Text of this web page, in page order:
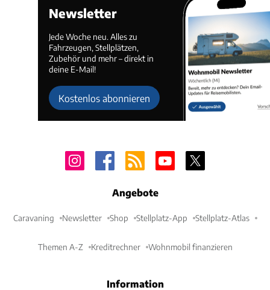
Newsletter
Jede Woche neu. Alles zu
Fahrzeugen, Stellplätzen,
Zubehör und mehr – direkt in
deine E-Mail!
Kostenlos abonnieren
Angebote
Caravaning Newsletter Shop Stellplatz-App Stellplatz-Atlas
Themen A-Z Kreditrechner Wohnmobil finanzieren
Information